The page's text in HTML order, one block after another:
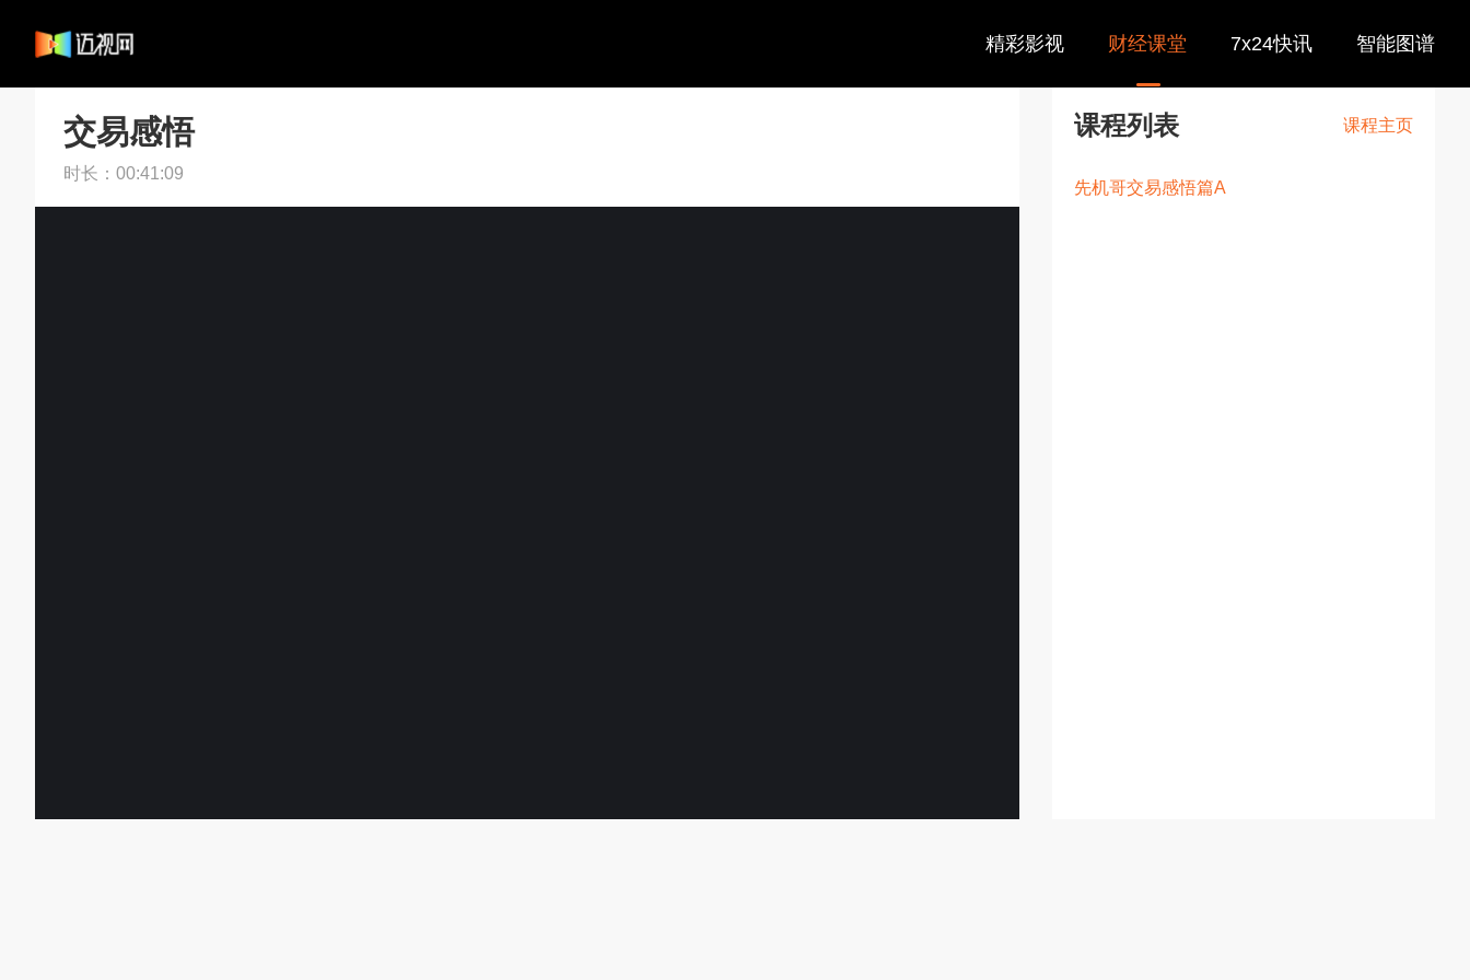
精彩影视 财经课堂 7x24快讯 智能图谱
交易感悟
时长： 00:41:09
课程列表 课程主页
先机哥交易感悟篇A